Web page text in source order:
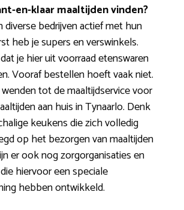
en-klaar maaltijden vinden?
diverse bedrijven actief met hun
heb je supers en verswinkels.
je hier uit voorraad etenswaren
Vooraf bestellen hoeft vaak niet.
tot de maaltijdservice voor
aan huis in Tynaarlo. Denk
keukens die zich volledig
op het bezorgen van maaltijden
er ook nog zorgorganisaties en
hiervoor een speciale
hebben ontwikkeld.